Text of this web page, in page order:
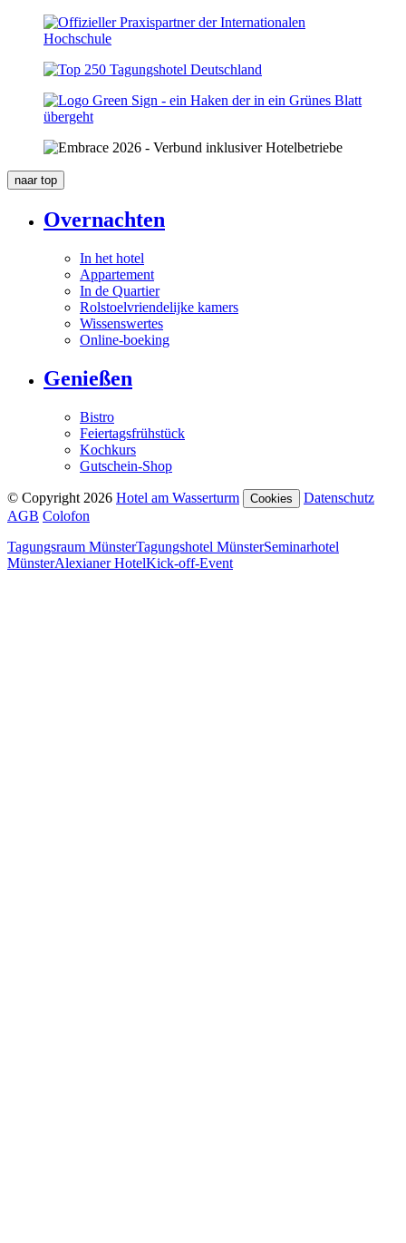
naar top
Overnachten
In het hotel
Appartement
In de Quartier
Rolstoelvriendelijke kamers
Wissenswertes
Online-boeking
Genießen
Bistro
Feiertagsfrühstück
Kochkurs
Gutschein-Shop
© Copyright 2026 Hotel am Wasserturm Cookies
Datenschutz
AGB Colofon
Tagungsraum MünsterTagungshotel MünsterSeminarhotel
MünsterAlexianer HotelKick-off-Event